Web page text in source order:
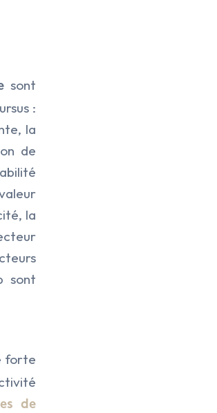
sont
:
la
de
la
sont
forte
de